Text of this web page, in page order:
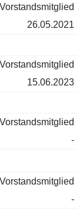
26.05.2021
15.06.2023
-
-